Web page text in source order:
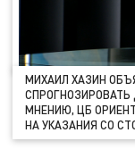
МИХАИЛ ХАЗИН
СПРОГНОЗИРОВАТЬ
МНЕНИЮ, ЦБ
НА УКАЗАНИЯ СО